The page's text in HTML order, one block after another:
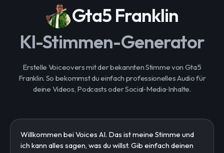
Gta5 Franklin
KI-Stimmen-Generator
Erstelle Voiceovers mit der bekannten Stimme von Gta5
Franklin. So bekommst du einfach professionelles Audio für
deine Videos, Podcasts oder Social‑Media‑Inhalte.